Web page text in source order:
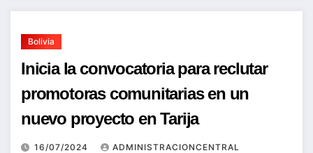
Bolivia
Inicia la convocatoria para reclutar
promotoras comunitarias en un
nuevo proyecto en Tarija
16/07/2024 ADMINISTRACIONCENTRAL